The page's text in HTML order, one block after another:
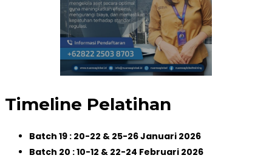
Timeline Pelatihan
Batch 19 : 20-22 & 25-26 Januari 2026
Batch 20 : 10-12 & 22-24 Februari 2026